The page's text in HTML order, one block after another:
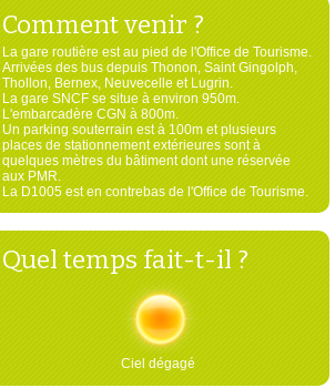
Comment venir ?
La gare routière est au pied de l'Office de Tourisme.
Arrivées des bus depuis Thonon, Saint Gingolph,
Thollon, Bernex, Neuvecelle et Lugrin.
La gare SNCF se situe à environ 950m.
L'embarcadère CGN à 800m.
Un parking souterrain est à 100m et plusieurs
places de stationnement extérieures sont à
quelques mètres du bâtiment dont une réservée
aux PMR.
La D1005 est en contrebas de l'Office de Tourisme.
Quel temps fait-t-il ?
Ciel dégagé